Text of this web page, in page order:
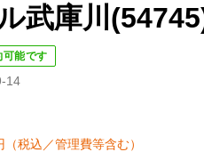
武庫川
可能です
14
（税込／管理費等含む）